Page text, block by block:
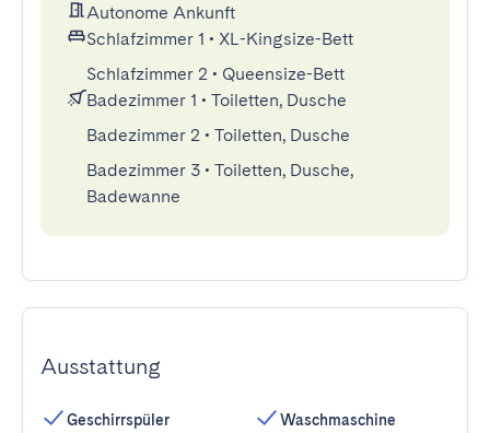
Autonome Ankunft
Schlafzimmer 1 • XL-Kingsize-Bett
Schlafzimmer 2 • Queensize-Bett
Badezimmer 1 • Toiletten, Dusche
Badezimmer 2 • Toiletten, Dusche
Badezimmer 3 • Toiletten, Dusche,
Badewanne
Ausstattung
Geschirrspüler
Waschmaschine